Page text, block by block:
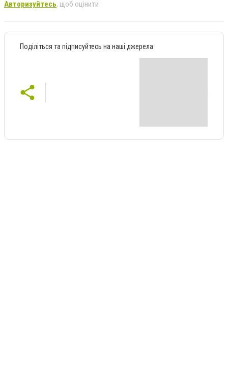
Авторизуйтесь, щоб оцінити
Поділіться та підписуйтесь на наші джерела